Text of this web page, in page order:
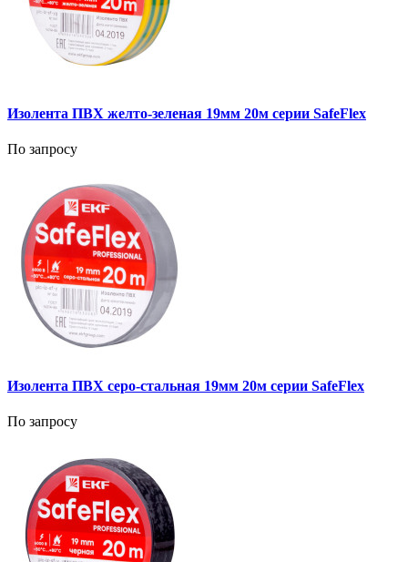
Изолента ПВХ желто-зеленая 19мм 20м серии SafeFlex
По запросу
Изолента ПВХ серо-стальная 19мм 20м серии SafeFlex
По запросу